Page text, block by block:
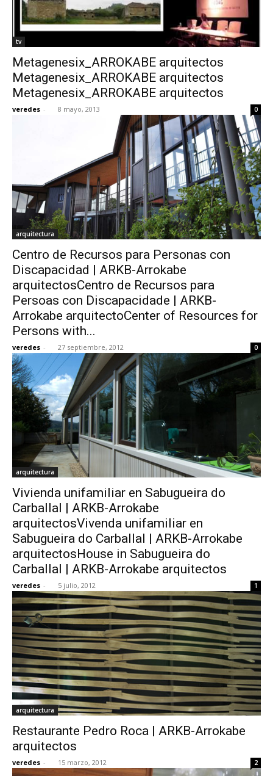
tv
Metagenesix_ARROKABE arquitectos
Metagenesix_ARROKABE arquitectos
Metagenesix_ARROKABE arquitectos
veredes - 8 mayo, 2013 0
arquitectura
Centro de Recursos para Personas con
Discapacidad | ARKB-Arrokabe
arquitectosCentro de Recursos para
Persoas con Discapacidade | ARKB-
Arrokabe arquitectoCenter of Resources for
Persons with...
veredes - 27 septiembre, 2012 0
arquitectura
Vivienda unifamiliar en Sabugueira do
Carballal | ARKB-Arrokabe
arquitectosVivenda unifamiliar en
Sabugueira do Carballal | ARKB-Arrokabe
arquitectosHouse in Sabugueira do
Carballal | ARKB-Arrokabe arquitectos
veredes - 5 julio, 2012 1
arquitectura
Restaurante Pedro Roca | ARKB-Arrokabe
arquitectos
veredes - 15 marzo, 2012 2